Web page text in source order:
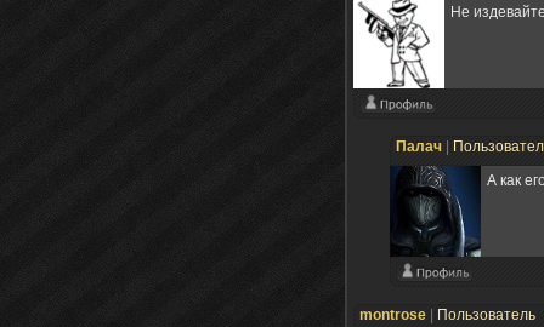
Не
Палач
А как
montrose Пользователь